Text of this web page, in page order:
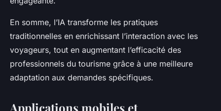
En somme, l’IA transforme les pratiques
traditionnelles en enrichissant l’interaction avec les
voyageurs, tout en augmentant l’efficacité des
professionnels du tourisme grâce à une meilleure
adaptation aux demandes spécifiques.
Applications mobiles et